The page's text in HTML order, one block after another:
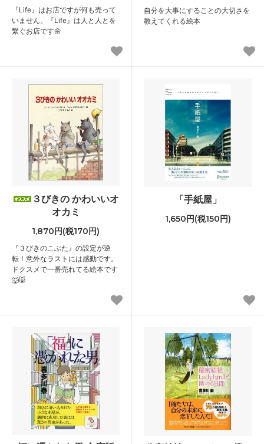
『Life』はお店ですが何も売って
いません。『Life』は人と人とを
繋ぐお店です🌼
自分を大事にすることの大切さを
教えてくれる絵本
３びきの かわいいオ
オカミ
1,870円(税170円)
『３びきのこぶた』の設定が逆
転！意外なラストには感動です。
ドクスメで一番売れてる絵本です
🐺🐷
「手紙屋」
1,650円(税150円)